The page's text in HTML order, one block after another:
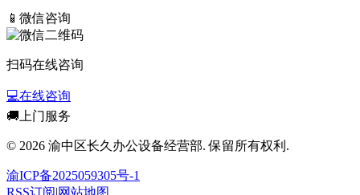
📱 微信咨询
扫码在线咨询
💻在线咨询
🚚 上门服务
© 2026 渝中区长久办公设备经营部. 保留所有权利.
渝ICP备2025059305号-1